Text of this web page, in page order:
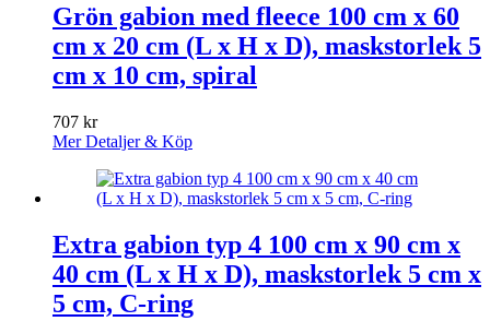
Grön gabion med fleece 100 cm x 60
cm x 20 cm (L x H x D), maskstorlek 5
cm x 10 cm, spiral
707 kr
Mer Detaljer & Köp
Extra gabion typ 4 100 cm x 90 cm x
40 cm (L x H x D), maskstorlek 5 cm x
5 cm, C-ring